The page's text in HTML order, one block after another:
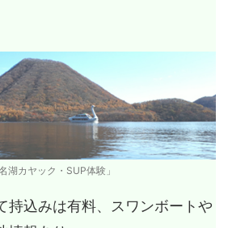
名湖カヤック・SUP体験」
持込みは有料、スワンボートや